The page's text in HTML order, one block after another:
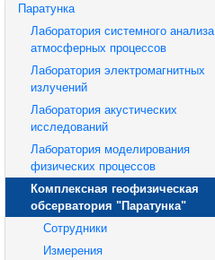
Паратунка
Лаборатория системного анализа
атмосферных процессов
Лаборатория электромагнитных
излучений
Лаборатория акустических
исследований
Лаборатория моделирования
физических процессов
Комплексная геофизическая
обсерватория "Паратунка"
Сотрудники
Измерения